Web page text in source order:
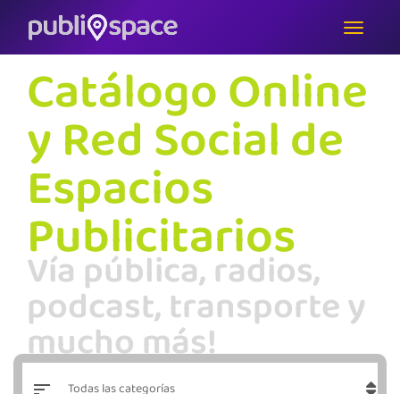
Catálogo Online
y Red Social de
Espacios
Publicitarios
Vía pública, radios,
podcast, transporte y
mucho más!